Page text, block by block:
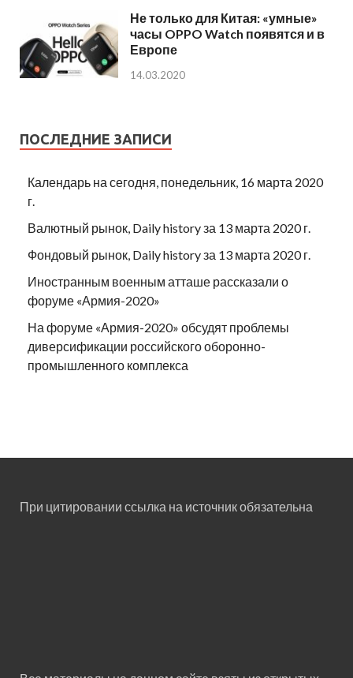
Не только для Китая: «умные»
часы OPPO Watch появятся и в
Европе
14.03.2020
ПОСЛЕДНИЕ ЗАПИСИ
Календарь на сегодня, понедельник, 16 марта 2020
г.
Валютный рынок, Daily history за 13 марта 2020 г.
Фондовый рынок, Daily history за 13 марта 2020 г.
Иностранным военным атташе рассказали о
форуме «Армия-2020»
На форуме «Армия-2020» обсудят проблемы
диверсификации российского оборонно-
промышленного комплекса
При цитировании ссылка на источник обязательна